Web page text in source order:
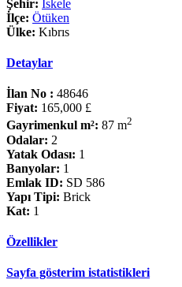
Şehir: İskele
İlçe: Ötüken
Ülke: Kıbrıs
Detaylar
İlan No : 48646
Fiyat: 165,000 £
Gayrimenkul m²: 87 m2
Odalar: 2
Yatak Odası: 1
Banyolar: 1
Emlak ID: SD 586
Yapı Tipi: Brick
Kat: 1
Özellikler
Sayfa gösterim istatistikleri